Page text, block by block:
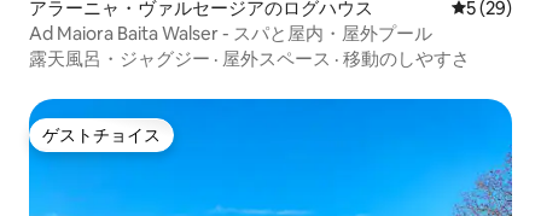
アラーニャ・ヴァルセージアのログハウス レビュー
5 (29)
Ad Maiora Baita Walser - スパと屋内・屋外プール
露天風呂・ジャグジー · 屋外スペース · 移動のしやすさ
ゲストチョイス
ゲストチョイス